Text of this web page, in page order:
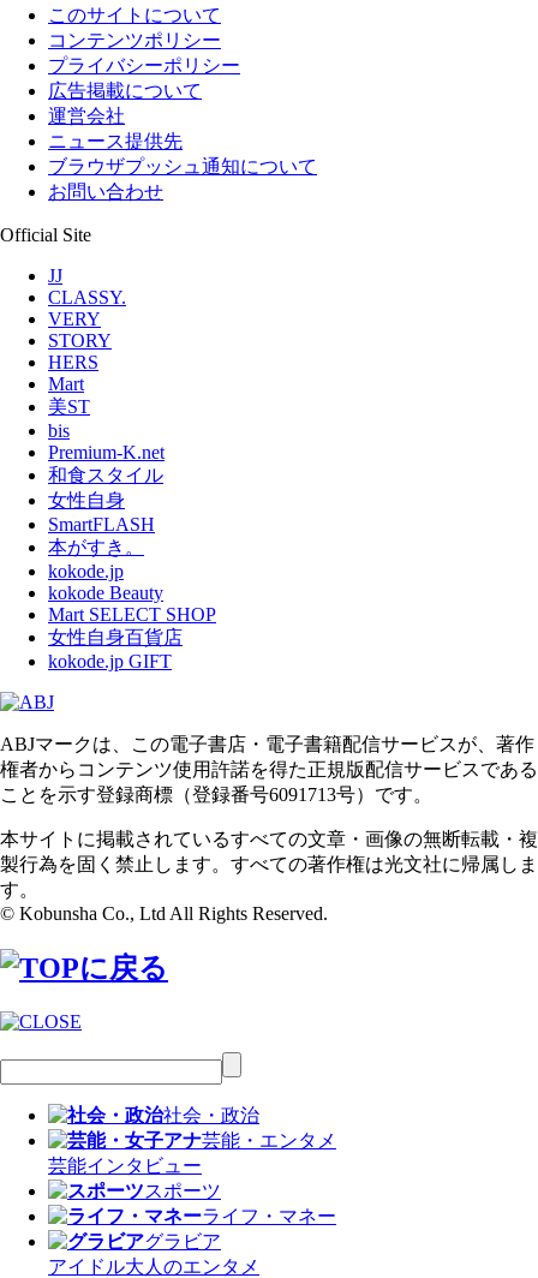
このサイトについて
コンテンツポリシー
プライバシーポリシー
広告掲載について
運営会社
ニュース提供先
ブラウザプッシュ通知について
お問い合わせ
Official Site
JJ
CLASSY.
VERY
STORY
HERS
Mart
美ST
bis
Premium-K.net
和食スタイル
女性自身
SmartFLASH
本がすき。
kokode.jp
kokode Beauty
Mart SELECT SHOP
女性自身百貨店
kokode.jp GIFT
ABJマークは、この電子書店・電子書籍配信サービスが、著作
権者からコンテンツ使用許諾を得た正規版配信サービスである
ことを示す登録商標（登録番号6091713号）です。
本サイトに掲載されているすべての文章・画像の無断転載・複
製行為を固く禁止します。すべての著作権は光文社に帰属しま
す。
© Kobunsha Co., Ltd All Rights Reserved.
社会・政治
芸能・エンタメ
芸能インタビュー
スポーツ
ライフ・マネー
グラビア
アイドル大人のエンタメ